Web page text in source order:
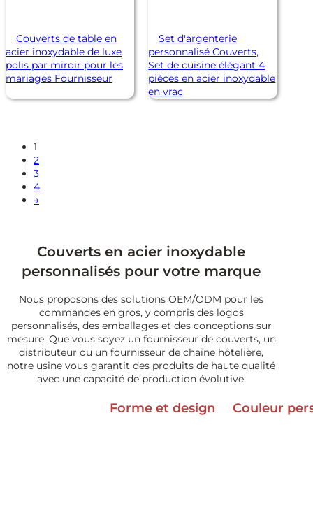
Couverts de table en
acier inoxydable de luxe
polis par miroir pour les
mariages Fournisseur
Set d'argenterie
personnalisé Couverts,
Set de cuisine élégant 4
pièces en acier inoxydable
en vrac
1
2
3
4
→
Couverts en acier inoxydable
personnalisés pour votre marque
Nous proposons des solutions OEM/ODM pour les
commandes en gros, y compris des logos
personnalisés, des emballages et des conceptions sur
mesure. Que vous soyez un fournisseur de couverts, un
distributeur ou un fournisseur de chaîne hôtelière,
notre usine vous garantit des produits de haute qualité
avec une capacité de production évolutive.
Forme et design Couleur